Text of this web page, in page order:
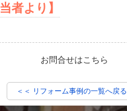
者より】
お問合せはこちら
＜＜ リフォーム事例の一覧へ戻る